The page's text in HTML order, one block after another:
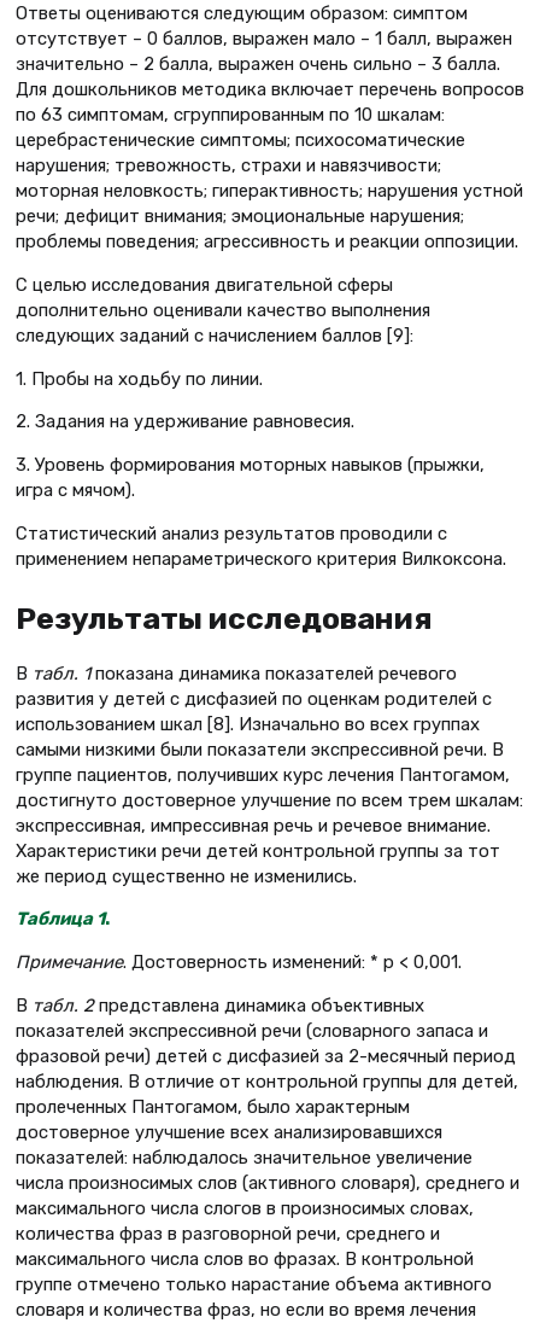
Ответы оцениваются следующим образом: симптом
отсутствует – 0 баллов, выражен мало – 1 балл, выражен
значительно – 2 балла, выражен очень сильно – 3 балла.
Для дошкольников методика включает перечень вопросов
по 63 симптомам, сгруппированным по 10 шкалам:
церебрастенические симптомы; психосоматические
нарушения; тревожность, страхи и навязчивости;
моторная неловкость; гиперактивность; нарушения устной
речи; дефицит внимания; эмоциональные нарушения;
проблемы поведения; агрессивность и реакции оппозиции.
С целью исследования двигательной сферы
дополнительно оценивали качество выполнения
следующих заданий с начислением баллов [9]:
1. Пробы на ходьбу по линии.
2. Задания на удерживание равновесия.
3. Уровень формирования моторных навыков (прыжки,
игра с мячом).
Статистический анализ результатов проводили с
применением непараметрического критерия Вилкоксона.
Результаты исследования
В табл. 1показана динамика показателей речевого
развития у детей с дисфазией по оценкам родителей с
использованием шкал [8]. Изначально во всех группах
самыми низкими были показатели экспрессивной речи. В
группе пациентов, получивших курс лечения Пантогамом,
достигнуто достоверное улучшение по всем трем шкалам:
экспрессивная, импрессивная речь и речевое внимание.
Характеристики речи детей контрольной группы за тот
же период существенно не изменились.
Таблица 1.
Примечание. Достоверность изменений: * p < 0,001.
В табл. 2представлена динамика объективных
показателей экспрессивной речи (словарного запаса и
фразовой речи) детей с дисфазией за 2-месячный период
наблюдения. В отличие от контрольной группы для детей,
пролеченных Пантогамом, было характерным
достоверное улучшение всех анализировавшихся
показателей: наблюдалось значительное увеличение
числа произносимых слов (активного словаря), среднего и
максимального числа слогов в произносимых словах,
количества фраз в разговорной речи, среднего и
максимального числа слов во фразах. В контрольной
группе отмечено только нарастание объема активного
словаря и количества фраз, но если во время лечения